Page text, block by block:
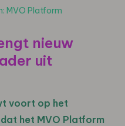
MVO Platform
nieuw
uit
voort op het
het MVO Platform